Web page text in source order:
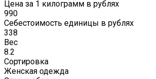
Цена за 1 килограмм в рублях
990
Себестоимость единицы в рублях
338
Вес
8.2
Сортировка
Женская одежда